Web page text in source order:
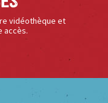
vidéothèque et
accès.